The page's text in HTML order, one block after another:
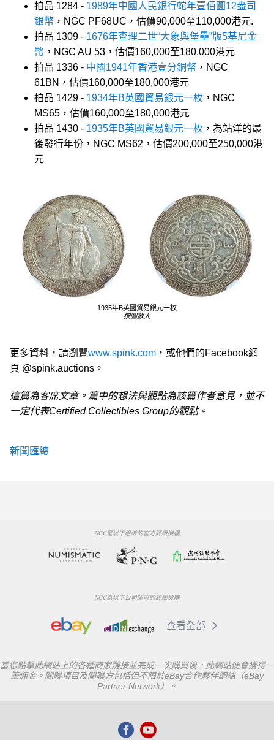
拍品 1284 - 1989年中國人民銀行蛇年壹佰圓12盎司
銀幣 ，NGC PF68UC，估價90,000至110,000港元.
拍品 1309 - 1676年查理二世“大象與堡壘”版5基尼金
幣 ，NGC AU 53，估價160,000至180,000港元
拍品 1336 - 中國1941年香港壹分銅幣 ，NGC
61BN，估價160,000至180,000港元
拍品 1429 - 1934年B英國貿易銀元一枚 ，NGC
MS65，估價160,000至180,000港元
拍品 1430 - 1935年B英國貿易銀元一枚 ，為站洋的最
後發行年份，NGC MS62，估價200,000至250,000港
元
1935年B英國貿易銀元一枚
按圖放大
更多資料，請瀏覽www.spink.com ，或他們的Facebook網
頁 @spink.auctions。
這篇為客席文章。篇中的想法與觀點為該篇作者意見，並不
一定代表Certified Collectibles Group的觀點。
新聞匯總
NGC是以下組織的官方評級機構
NGC為以下公司認可的評級機購
查看全部
當您點擊此網站上的各種商家鏈接並完成一次購買後，此網站便會獲得一
筆佣金。關聯項目及關聯方包括但不限於eBay合作夥伴網絡（eBay
Partner Network）。